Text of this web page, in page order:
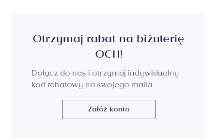
Otrzymaj rabat na biżuterię
OCH!
Dołącz do nas i otrzymaj indywidualny
kod rabatowy na swojego maila
Załóż konto